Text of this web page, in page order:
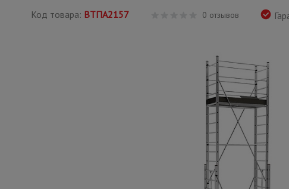
Сетка, тенты, брезенты
Мусоропровод строительный
Фанера ламинированная
Вибротехника для строительства
Оборудование для работы с
Оборудование для бетонных работ
Код товара: ВТПА2157 0 отзывов